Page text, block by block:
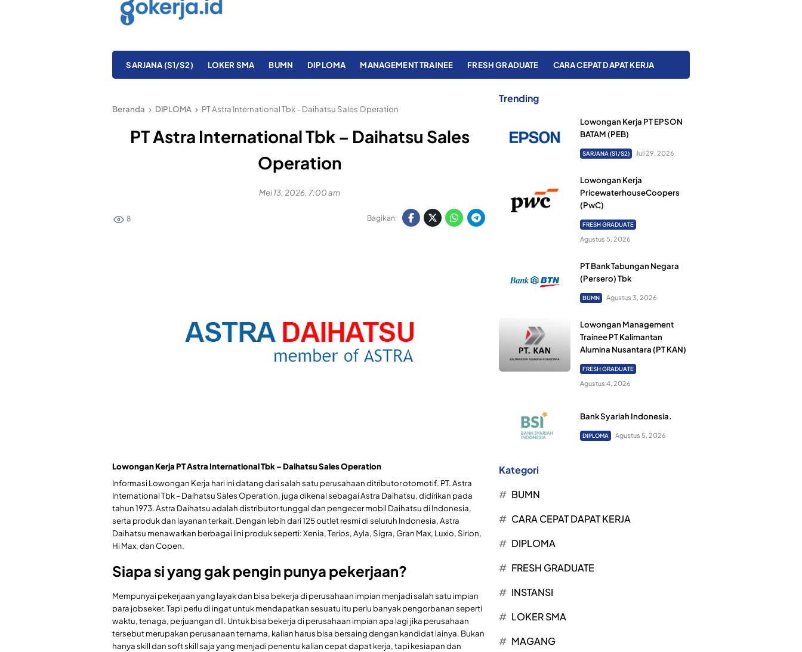
SARJANA (S1/S2) LOKER SMA BUMN DIPLOMA MANAGEMENT TRAINEE FRESH GRADUATE CARA CEPAT DAPAT KERJA
Beranda DIPLOMA PT Astra International Tbk – Daihatsu Sales Operation
PT Astra International Tbk – Daihatsu Sales
Operation
Mei 13, 2026, 7:00 am
8 Bagikan:
Lowongan Kerja PT Astra International Tbk – Daihatsu Sales Operation
Informasi Lowongan Kerja hari ini datang dari salah satu perusahaan ditributor otomotif. PT. Astra
International Tbk – Daihatsu Sales Operation, juga dikenal sebagai Astra Daihatsu, didirikan pada
tahun 1973. Astra Daihatsu adalah distributor tunggal dan pengecer mobil Daihatsu di Indonesia,
serta produk dan layanan terkait. Dengan lebih dari 125 outlet resmi di seluruh Indonesia, Astra
Daihatsu menawarkan berbagai lini produk seperti: Xenia, Terios, Ayla, Sigra, Gran Max, Luxio, Sirion,
Hi Max, dan Copen.
Siapa si yang gak pengin punya pekerjaan?
Mempunyai pekerjaan yang layak dan bisa bekerja di perusahaan impian menjadi salah satu impian
para jobseker. Tapi perlu di ingat untuk mendapatkan sesuatu itu perlu banyak pengorbanan seperti
waktu, tenaga, perjuangan dll. Untuk bisa bekerja di perusahaan impian apa lagi jika perusahaan
tersebut merupakan perusanaan ternama, kalian harus bisa bersaing dengan kandidat lainya. Bukan
hanya skill dan soft skill saja yang menjadi penentu kalian cepat dapat kerja, tapi kesiapan dan
Trending
Lowongan Kerja PT EPSON
BATAM (PEB)
SARJANA (S1/S2) Juli 29, 2026
Lowongan Kerja
PricewaterhouseCoopers
(PwC)
FRESH GRADUATE
Agustus 5, 2026
PT Bank Tabungan Negara
(Persero) Tbk
BUMN Agustus 3, 2026
Lowongan Management
Trainee PT Kalimantan
Alumina Nusantara (PT KAN)
FRESH GRADUATE
Agustus 4, 2026
Bank Syariah Indonesia.
DIPLOMA Agustus 5, 2026
Kategori
BUMN
CARA CEPAT DAPAT KERJA
DIPLOMA
FRESH GRADUATE
INSTANSI
LOKER SMA
MAGANG